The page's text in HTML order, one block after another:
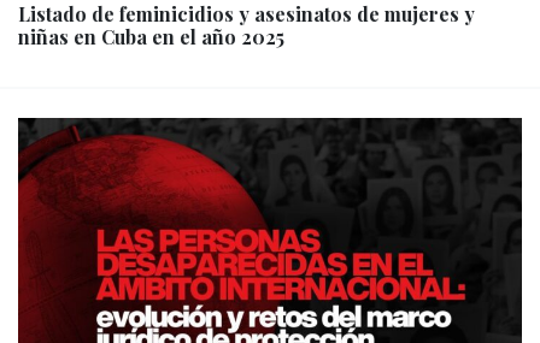
Listado de feminicidios y asesinatos de mujeres y
niñas en Cuba en el año 2025